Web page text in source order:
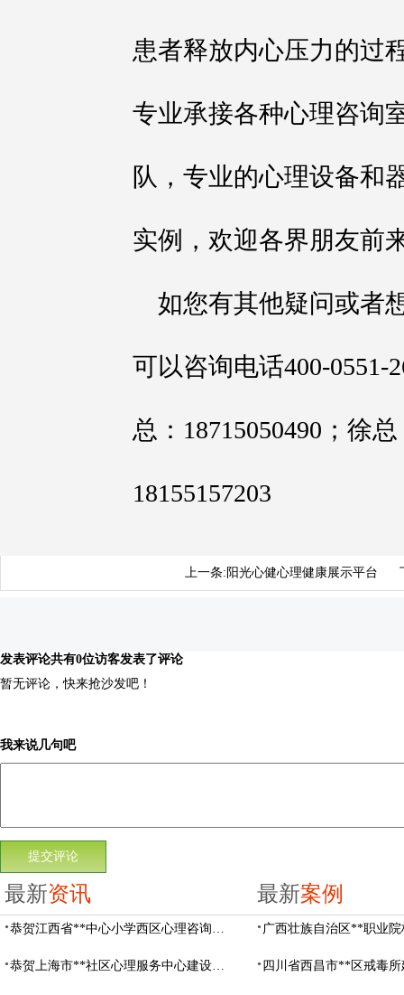
患者释放内心压力的过
专业承接各种心理咨询
队，专业的心理设备和
实例，欢迎各界朋友前
如您有其他疑问或者
可以咨询电话400-0551-
总：18715050490；徐
18155157203
上一条: 阳光心健心理健康展示平台
发表评论共有0位访客发表了评论
暂无评论，快来抢沙发吧！
我来说几句吧
最新资讯
恭贺江西省**中心小学西区心理咨询教室设备采购项目由阳光心健代理商中标
恭贺上海市**社区心理服务中心建设项目由阳光心健代理商中标
最新案例